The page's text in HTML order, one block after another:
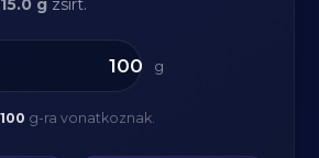
15.0 g zsírt.
g
100 g-ra vonatkoznak.